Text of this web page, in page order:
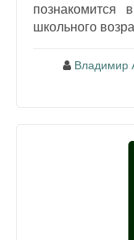
познакомится
школьного
Владимир